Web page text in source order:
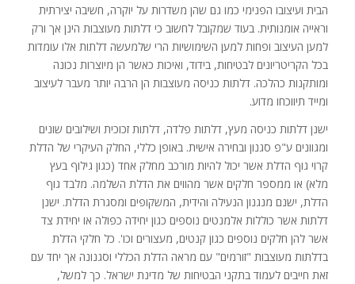
הבית ועיצובו הפנימי כמו גם שהן משדרות על יוקרה, חשיבה יצירתית
וראייה אומנותית. בעוד שמקובל לחשוב כי דלתות מעוצבות הינן אך ורק
למען העיצוב ופחות למען השימושיות הרי שלמעשה דלתות אלו עומדות
בכל הקריטריונים לבטיחות, בידוד, ואיכות כאשר הן מיוצרות נכונה
ומותקנות כהלכה. דלתות כניסה מעוצבות הן הרבה יותר מעבר לעיצוב
ומייד תיווכחו מדוע.
ישנן דלתות כניסה מעץ, דלתות פלדה, דלתות זכוכית ושילובים שונים
ומגוונים ע"פ סגנון ובחירה אישית. באופן כללי, החלק העיקרי של הדלת
קרוי גוף הדלת אשר יכול להיות מורכב מחלק אחד (כגון גילוף בעץ
מלא) או ממספר חלקים אשר מהווים את הדלת השלמה. מלבד גוף
הדלת, ישנם מנגנון הנעילה והידית, המשקופים ומסגרת הדלת. ישנן
דלתות אשר כוללות אלמנטים נוספים כגון יחידה כפולה או יחידת צד
אשר להן חלקים נוספים כגון קנטים, מעצורים וכו'. כל חלקי הדלת
בדלתות מעוצבות "זורמים" עם מראה הדלת הכללי וסגנונה אך יחד עם
זאת חייבים לעמוד בתקני הבטיחות של מדינת ישראל. כך למשל,